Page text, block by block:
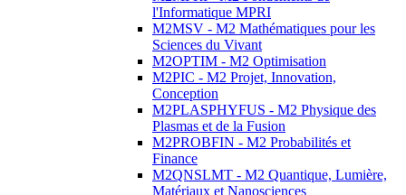
l'Informatique MPRI
M2MSV - M2 Mathématiques pour les
Sciences du Vivant
M2OPTIM - M2 Optimisation
M2PIC - M2 Projet, Innovation,
Conception
M2PLASPHYFUS - M2 Physique des
Plasmas et de la Fusion
M2PROBFIN - M2 Probabilités et
Finance
M2QNSLMT - M2 Quantique, Lumière,
Matériaux et Nanosciences